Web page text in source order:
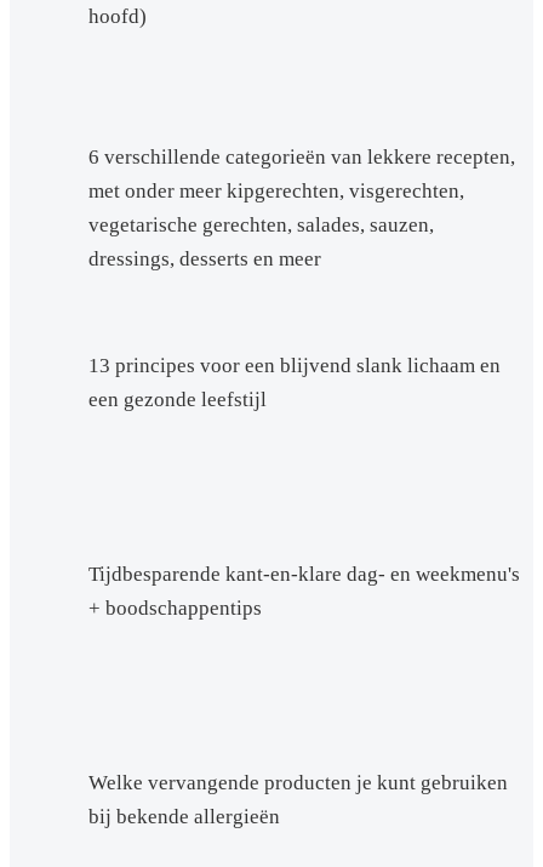
hoofd)
6 verschillende categorieën van lekkere recepten,
met onder meer kipgerechten, visgerechten,
vegetarische gerechten, salades, sauzen,
dressings, desserts en meer
13 principes voor een blijvend slank lichaam en
een gezonde leefstijl
Tijdbesparende kant-en-klare dag- en weekmenu's
+ boodschappentips
Welke vervangende producten je kunt gebruiken
bij bekende allergieën